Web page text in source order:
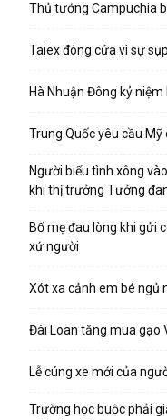
Thủ tướng Campuchia
Taiex đóng cửa vì sự
Hà Nhuận Đông kỷ
Trung Quốc yêu cầu
Người biểu tình xông
khi thị trưởng Tưởng
Bố mẹ đau lòng khi gửi
xứ người
Xót xa cảnh em bé ngủ
Đài Loan tăng mua gạo
Lễ cúng xe mới của
Trường học buộc phải